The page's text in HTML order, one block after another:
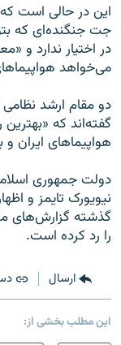
این در حالی است
جت جنگنده‌ای که
در اختیار ندارد و
می‌خواهد
دو مقام ارشد نظامی
گفته‌اند که
هواپیماهای ایران
دولت جمهوری
نیویورک تایمز و
گذشته گزارش‌های
را رد کرده است.
ارسال
این مطلب بخشی از: